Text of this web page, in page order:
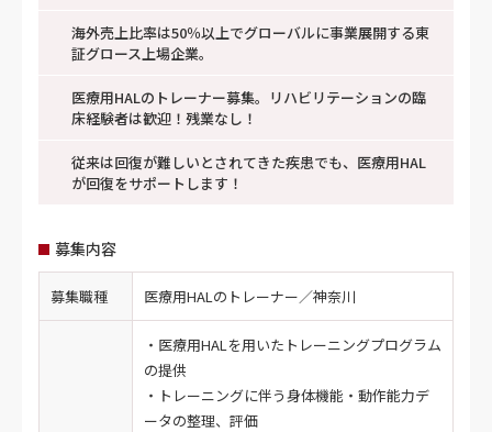
海外売上比率は50％以上でグローバルに事業展開する東
証グロース上場企業。
医療用HALのトレーナー募集。リハビリテーションの臨
床経験者は歓迎！残業なし！
従来は回復が難しいとされてきた疾患でも、医療用HAL
が回復をサポートします！
募集内容
募集職種 医療用HALのトレーナー／神奈川
・医療用HALを用いたトレーニングプログラム
の提供
・トレーニングに伴う身体機能・動作能力デ
ータの整理、評価